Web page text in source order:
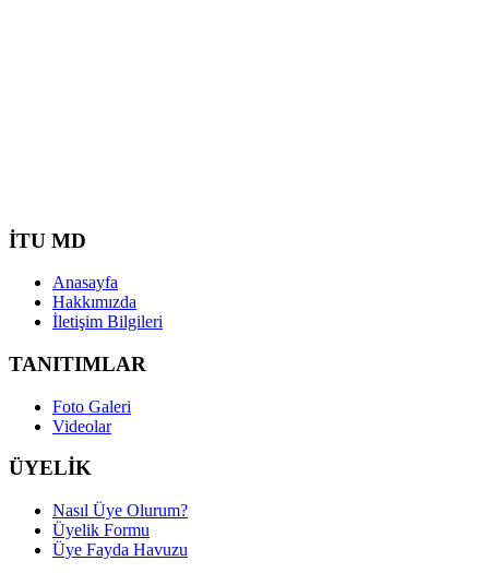
İTU MD
Anasayfa
Hakkımızda
İletişim Bilgileri
TANITIMLAR
Foto Galeri
Videolar
ÜYELİK
Nasıl Üye Olurum?
Üyelik Formu
Üye Fayda Havuzu